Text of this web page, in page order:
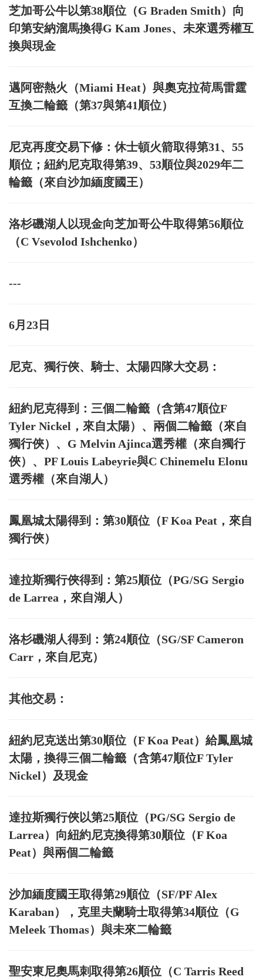
芝加哥公牛以第38順位（G Braden Smith）向
印第安納溜馬換得G Kam Jones、未來選秀權互
換與現金
邁阿密熱火（Miami Heat）與奧克拉荷馬雷霆
互換二輪籤（第37與第41順位）
尼克再度交易下修：休士頓火箭取得第31、55
順位；紐約尼克取得第39、53順位與2029年二
輪籤（來自沙加緬度國王）
洛杉磯湖人以現金向芝加哥公牛取得第56順位
（C Vsevolod Ishchenko）
---
6月23日
尼克、獨行俠、騎士、太陽四隊大交易：
紐約尼克得到：三個二輪籤（含第47順位F
Tyler Nickel，來自太陽）、兩個二輪籤（來自
獨行俠）、G Melvin Ajinca選秀權（來自獨行
俠）、PF Louis Labeyrie與C Chinemelu Elonu
選秀權（來自湖人）
鳳凰城太陽得到：第30順位（F Koa Peat，來自
獨行俠）
達拉斯獨行俠得到：第25順位（PG/SG Sergio
de Larrea，來自湖人）
洛杉磯湖人得到：第24順位（SG/SF Cameron
Carr，來自尼克）
其他交易：
紐約尼克送出第30順位（F Koa Peat）給鳳凰城
太陽，換得三個二輪籤（含第47順位F Tyler
Nickel）及現金
達拉斯獨行俠以第25順位（PG/SG Sergio de
Larrea）向紐約尼克換得第30順位（F Koa
Peat）與兩個二輪籤
沙加緬度國王取得第29順位（SF/PF Alex
Karaban），克里夫蘭騎士取得第34順位（G
Meleek Thomas）與未來二輪籤
聖安東尼奧馬刺取得第26順位（C Tarris Reed